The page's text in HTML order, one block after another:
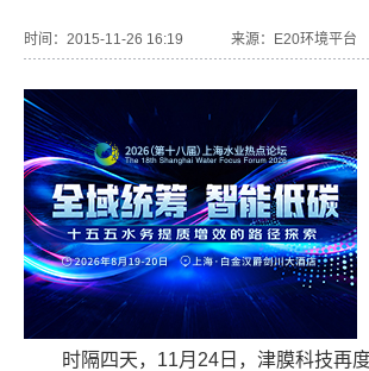
时间：2015-11-26 16:19 来源： E20环境平台
时隔四天，11月24日，津膜科技再